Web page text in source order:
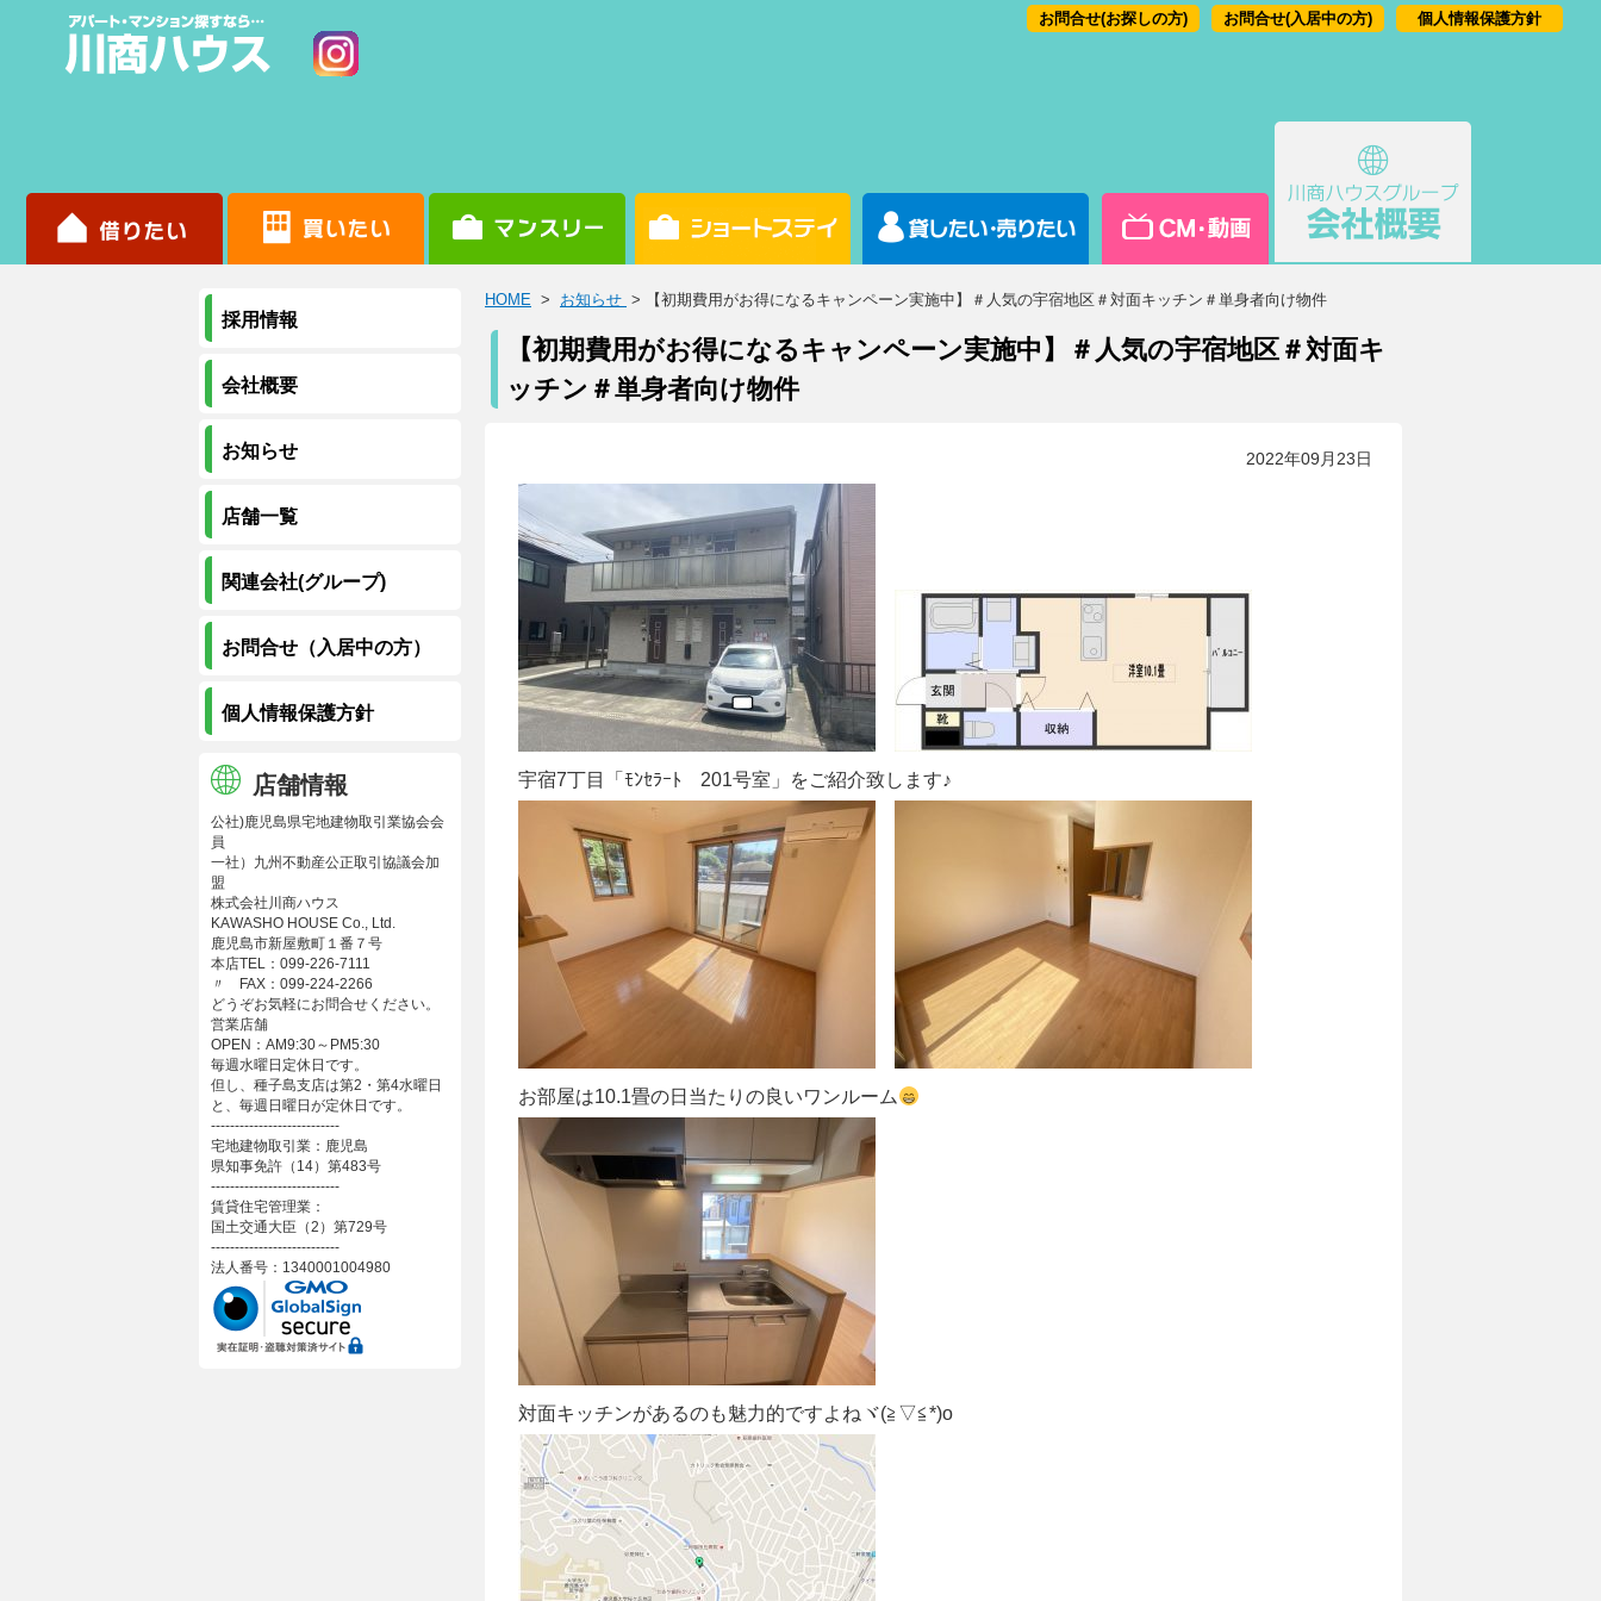
個人情報保護方針
お問合せ(入居中の方)
お問合せ(お探しの方)
HOME > お知らせ > 【初期費用がお得になるキャンペーン実施中】＃人気の宇宿地区＃対面キッチン＃単身者向け物件
【初期費用がお得になるキャンペーン実施中】＃人気の宇宿地区＃対面キ
ッチン＃単身者向け物件
2022年09月23日
宇宿7丁目「ﾓﾝｾﾗｰﾄ 201号室」をご紹介致します♪
お部屋は10.1畳の日当たりの良いワンルーム
対面キッチンがあるのも魅力的ですよねヾ(≧▽≦*)o
採用情報
会社概要
お知らせ
店舗一覧
関連会社(グループ)
お問合せ（入居中の方）
個人情報保護方針
店舗情報
公社)鹿児島県宅地建物取引業協会会
員
一社）九州不動産公正取引協議会加
盟
株式会社川商ハウス
KAWASHO HOUSE Co., Ltd.
鹿児島市新屋敷町１番７号
本店TEL：099-226-7111
〃 FAX：099-224-2266
どうぞお気軽にお問合せください。
営業店舗
OPEN：AM9:30～PM5:30
毎週水曜日定休日です。
但し、種子島支店は第2・第4水曜日
と、毎週日曜日が定休日です。
---------------------------
宅地建物取引業：鹿児島
県知事免許（14）第483号
---------------------------
賃貸住宅管理業：
国土交通大臣（2）第729号
---------------------------
法人番号：1340001004980